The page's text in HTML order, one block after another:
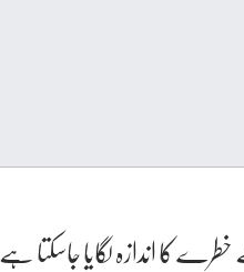
اندازہ لگایا جاسکتا ہے